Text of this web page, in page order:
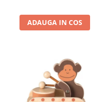
ADAUGA IN COS